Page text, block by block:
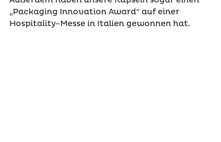
„Packaging Innovation Award“ auf einer
Hospitality-Messe in Italien gewonnen hat.